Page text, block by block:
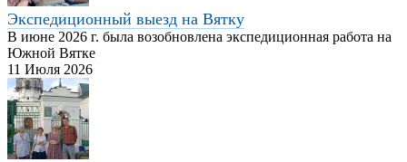
Экспедиционный выезд на Вятку
В июне 2026 г. была возобновлена экспедиционная работа на
Южной Вятке
11 Июля 2026